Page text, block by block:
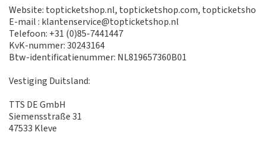
Website: topticketshop.nl, topticketshop.com,
E-mail : klantenservice@topticketshop.nl
Telefoon: +31 (0)85-7441447
KvK-nummer: 30243164
Btw-identificatienummer: NL819657360B01
Vestiging Duitsland:
TTS DE GmbH
Siemensstraße 31
47533 Kleve